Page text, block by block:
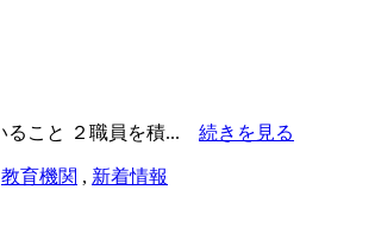
ること ２職員を積... 続きを見る
教育機関 , 新着情報